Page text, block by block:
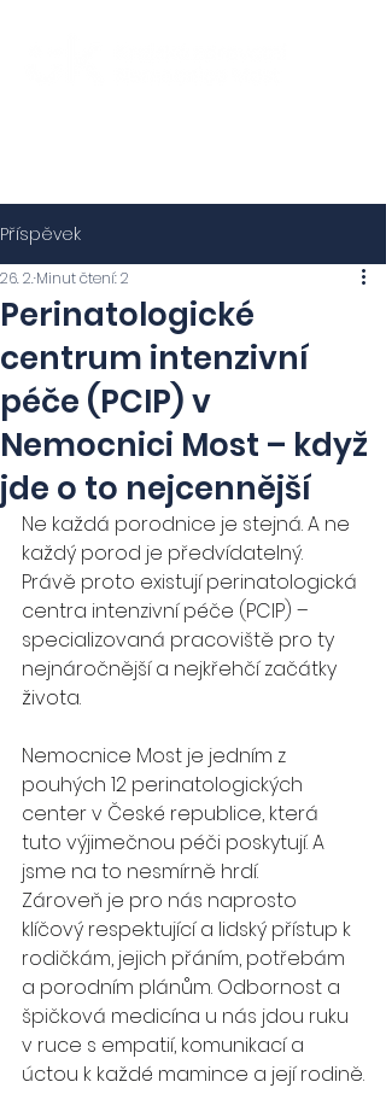
Příspěvek
Perinatologické
centrum intenzivní
péče (PCIP) v
Nemocnici Most – když
jde o to nejcennější
26. 2.Minut čtení: 2
Ne každá porodnice je stejná. A ne
každý porod je předvídatelný.
Právě proto existují perinatologická
centra intenzivní péče (PCIP) –
specializovaná pracoviště pro ty
nejnáročnější a nejkřehčí začátky
života.
Nemocnice Most je jedním z
pouhých 12 perinatologických
center v České republice, která
tuto výjimečnou péči poskytují. A
jsme na to nesmírně hrdí.
Zároveň je pro nás naprosto
klíčový respektující a lidský přístup k
rodičkám, jejich přáním, potřebám
a porodním plánům. Odbornost a
špičková medicína u nás jdou ruku
v ruce s empatií, komunikací a
úctou k každé mamince a její rodině.